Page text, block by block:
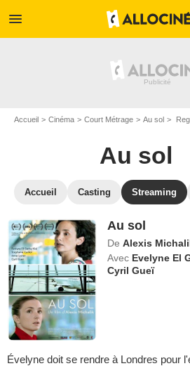
menu
Accueil Cinéma Court Métrage Au sol
Au sol
Accueil Casting Streaming
Au sol
De Alexis
Avec Evelyne El
Cyril Gueï
Évelyne doit se rendre à Londres pour